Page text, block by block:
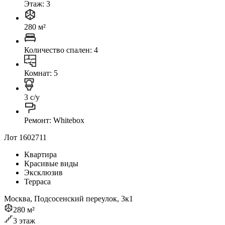
Этаж: 3
280 м²
Количество спален: 4
Комнат: 5
3 с/у
Ремонт: Whitebox
Лот 1602711
Квартира
Красивые виды
Эксклюзив
Терраса
Москва, Подсосенский переулок, 3к1
280 м²
3 этаж